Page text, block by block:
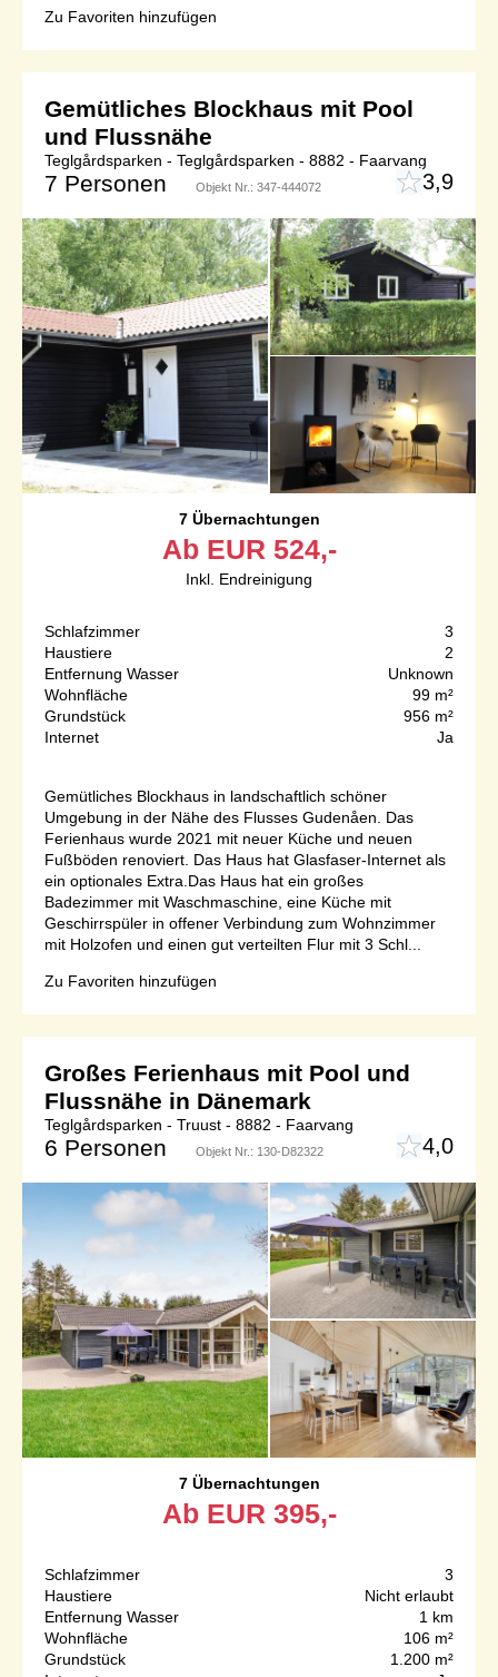
Zu Favoriten hinzufügen
Gemütliches Blockhaus mit Pool
und Flussnähe
Teglgårdsparken - Teglgårdsparken - 8882 - Faarvang
7 Personen Objekt Nr.: 347-444072 3,9
7 Übernachtungen
Ab EUR 524,-
Inkl. Endreinigung
Schlafzimmer
3
Haustiere
2
Entfernung Wasser
Unknown
Wohnfläche
99 m²
Grundstück
956 m²
Internet
Ja
Gemütliches Blockhaus in landschaftlich schöner
Umgebung in der Nähe des Flusses Gudenåen. Das
Ferienhaus wurde 2021 mit neuer Küche und neuen
Fußböden renoviert. Das Haus hat Glasfaser-Internet als
ein optionales Extra.Das Haus hat ein großes
Badezimmer mit Waschmaschine, eine Küche mit
Geschirrspüler in offener Verbindung zum Wohnzimmer
mit Holzofen und einen gut verteilten Flur mit 3 Schl...
Zu Favoriten hinzufügen
Großes Ferienhaus mit Pool und
Flussnähe in Dänemark
Teglgårdsparken - Truust - 8882 - Faarvang
6 Personen Objekt Nr.: 130-D82322 4,0
7 Übernachtungen
Ab EUR 395,-
Schlafzimmer
3
Haustiere
Nicht erlaubt
Entfernung Wasser
1 km
Wohnfläche
106 m²
Grundstück
1.200 m²